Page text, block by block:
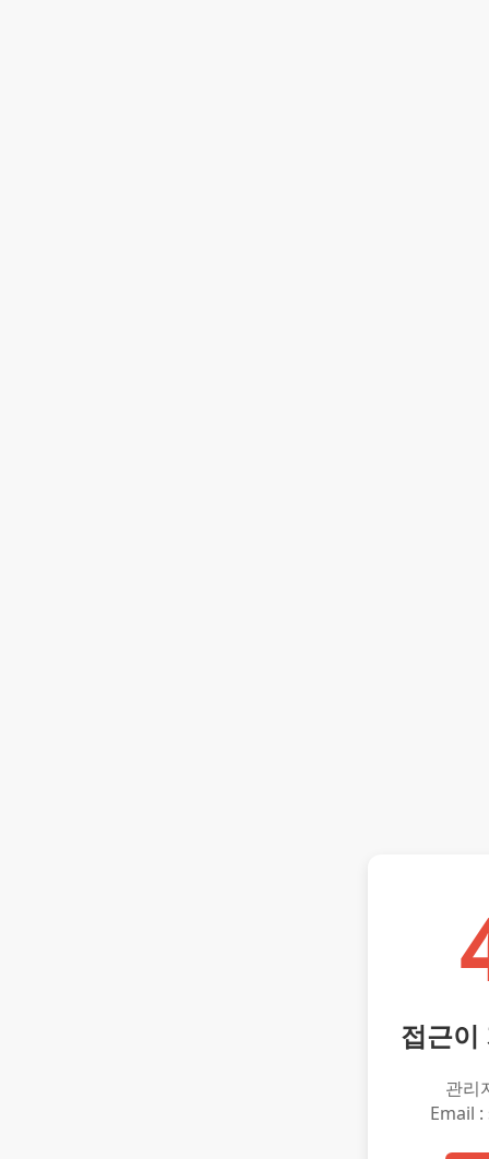
접근이
관리
Email